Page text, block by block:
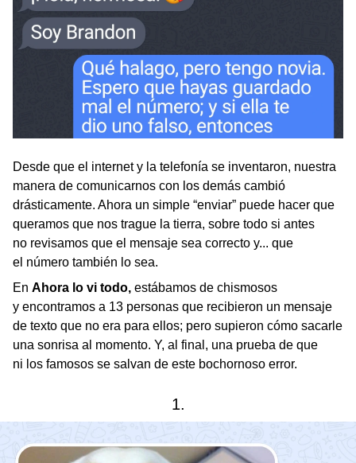
Desde que el internet y la telefonía se inventaron, nuestra
manera de comunicarnos con los demás cambió
drásticamente. Ahora un simple “enviar” puede hacer que
queramos que nos trague la tierra, sobre todo si antes
no revisamos que el mensaje sea correcto y... que
el número también lo sea.
En Ahora lo vi todo, estábamos de chismosos
y encontramos a 13 personas que recibieron un mensaje
de texto que no era para ellos; pero supieron cómo sacarle
una sonrisa al momento. Y, al final, una prueba de que
ni los famosos se salvan de este bochornoso error.
1.